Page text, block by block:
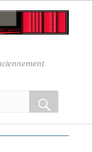
OK